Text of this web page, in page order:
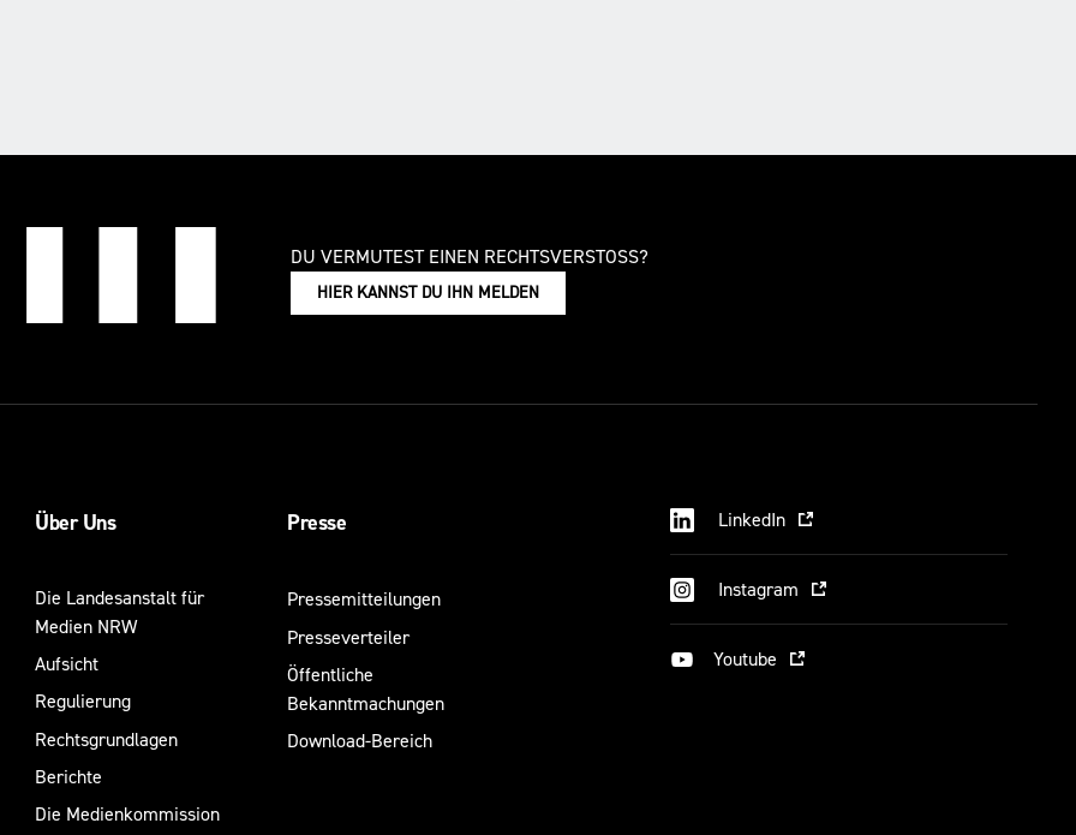
DU VERMUTEST EINEN RECHTSVERSTOSS?
HIER KANNST DU IHN MELDEN
Über Uns
Die Landesanstalt für
Medien NRW
Aufsicht
Regulierung
Rechtsgrundlagen
Berichte
Die Medienkommission
Presse
Pressemitteilungen
Presseverteiler
Öffentliche
Bekanntmachungen
Download-Bereich
LinkedIn
Instagram
Youtube